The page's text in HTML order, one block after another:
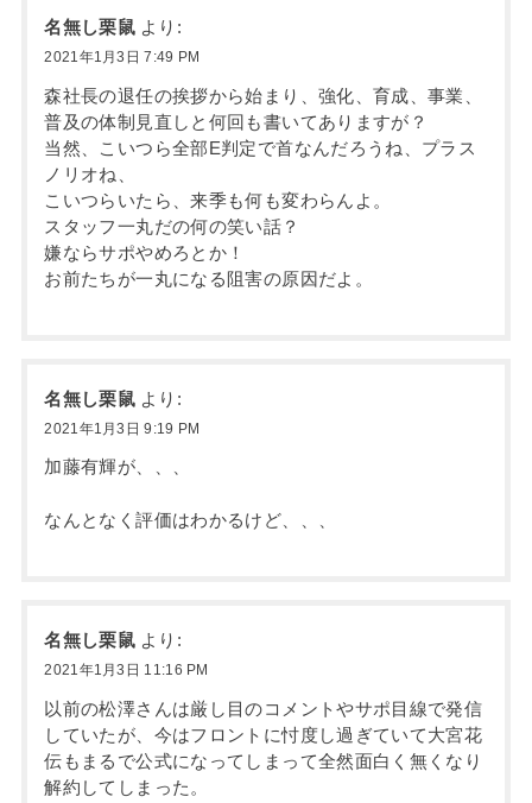
名無し栗鼠 より:
2021年1月3日 7:49 PM
森社長の退任の挨拶から始まり、強化、育成、事業、
普及の体制見直しと何回も書いてありますが？
当然、こいつら全部E判定で首なんだろうね、プラス
ノリオね、
こいつらいたら、来季も何も変わらんよ。
スタッフ一丸だの何の笑い話？
嫌ならサポやめろとか！
お前たちが一丸になる阻害の原因だよ。
名無し栗鼠 より:
2021年1月3日 9:19 PM
加藤有輝が、、、
なんとなく評価はわかるけど、、、
名無し栗鼠 より:
2021年1月3日 11:16 PM
以前の松澤さんは厳し目のコメントやサポ目線で発信
していたが、今はフロントに忖度し過ぎていて大宮花
伝もまるで公式になってしまって全然面白く無くなり
解約してしまった。